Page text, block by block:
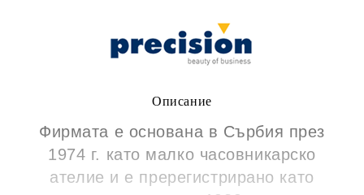
Описание
Фирмата е основана в Сърбия през
1974 г. като малко часовникарско
ателие и е пререгистрирано като